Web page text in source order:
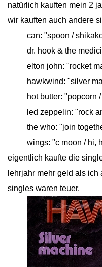
natürlich kauften mein 2
wir kauften auch andere
can: "spoon /
dr. hook & the
elton john: "rocket
hawkwind: "silver
hot butter: "popcorn
led zeppelin: "rock
the who: "join
wings: "c moon / hi,
eigentlich kaufte die
lehrjahr mehr geld als
singles waren teuer.